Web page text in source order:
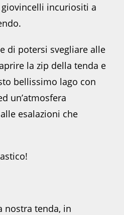
incuriositi a
di potersi svegliare alle
la zip della tenda e
bellissimo lago con
un’atmosfera
esalazioni che
nostra tenda, in